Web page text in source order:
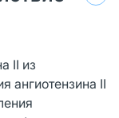
II из
ангиотензина II